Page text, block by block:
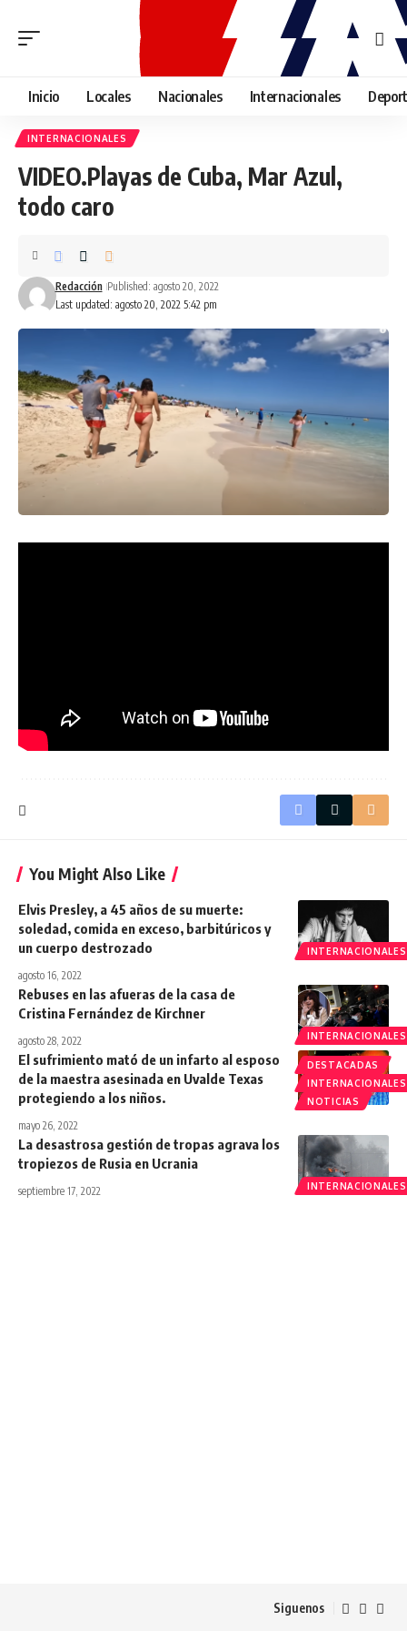
Inicio Locales Nacionales Internacionales
INTERNACIONALES
VIDEO.Playas de Cuba, Mar Azul,
todo caro
Last updated: agosto 20, 2022 5:42 pm
Redacción Published: agosto 20, 2022
You Might Also Like
INTERNACIONALES
Elvis Presley, a 45 años de su muerte:
soledad, comida en exceso, barbitúricos y
un cuerpo destrozado
agosto 16, 2022
INTERNACIONALES
Rebuses en las afueras de la casa de
Cristina Fernández de Kirchner
agosto 28, 2022
DESTACADAS
INTERNACIONALES
NOTICIAS
El sufrimiento mató de un infarto al esposo
de la maestra asesinada en Uvalde Texas
protegiendo a los niños.
mayo 26, 2022
INTERNACIONALES
La desastrosa gestión de tropas agrava los
tropiezos de Rusia en Ucrania
septiembre 17, 2022
Siguenos